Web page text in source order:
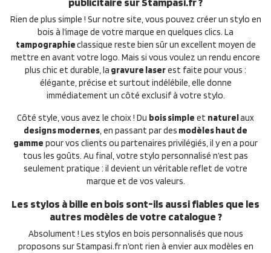
Rien de plus simple ! Sur notre site, vous pouvez créer un stylo en
bois à l’image de votre marque en quelques clics. La
tampographieclassique reste bien sûr un excellent moyen de
mettre en avant votre logo. Mais si vous voulez un rendu encore
plus chic et durable, la gravure laserest faite pour vous :
élégante, précise et surtout indélébile, elle donne
immédiatement un côté exclusif à votre stylo.
Côté style, vous avez le choix ! Du bois simple et naturelaux
designs modernes, en passant par des modèles haut de
gamme pour vos clients ou partenaires privilégiés, il y en a pour
tous les goûts. Au final, votre stylo personnalisé n’est pas
seulement pratique : il devient un véritable reflet de votre
marque et de vos valeurs.
Les stylos à bille en bois sont-ils aussi fiables que les
autres modèles de votre catalogue ?
Absolument ! Les stylos en bois personnalisés que nous
proposons sur Stampasi.fr n’ont rien à envier aux modèles en